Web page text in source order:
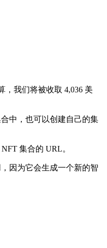
，我们将被收取 4,036 美
中，也可以创建自己的集
集合的 URL。
因为它会生成一个新的智